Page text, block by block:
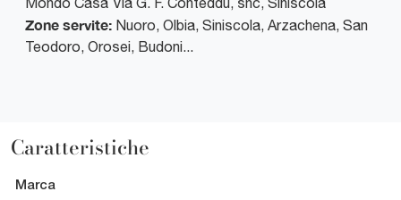
Zone servite: Nuoro, Olbia, Siniscola, Arzachena, San
Teodoro, Orosei, Budoni...
Caratteristiche
Marca